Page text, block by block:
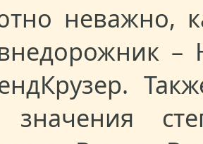
неважно,
–
значения